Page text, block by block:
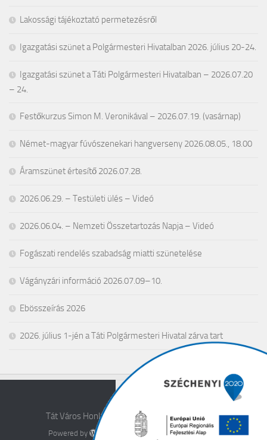
Lakossági tájékoztató permetezésről
Igazgatási szünet a Polgármesteri Hivatalban 2026. július 20-24.
Igazgatási szünet a Táti Polgármesteri Hivatalban – 2026.07.20
– 24.
Festőkurzus Simon M. Veronikával – 2026.07.19. (vasárnap)
Német-magyar fúvószenekari hangverseny 2026.08.05., 18.00
Áramszünet értesítő 2026.07.28.
2026.06.29. – Testületi ülés – Videó
2026.06.04. – Nemzeti Összetartozás Napja – Videó
Fogászati rendelés szabadság miatti szünetelése
Vágányzári információ 2026.07.09–10.
Ebösszeírás 2026
2026. július 1-jén a Táti Polgármesteri Hivatal zárva tart
Tát Város Honlapja © 2026. All Rights Reserved.
Powered by - Designed with the Hueman theme